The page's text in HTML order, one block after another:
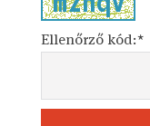
Ellenőrző kód:*